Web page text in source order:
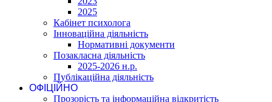
2025
Кабінет психолога
Інноваційна діяльність
Нормативні документи
Позакласна діяльність
2025-2026 н.р.
Публікаційна діяльність
ОФІЦІЙНО
Прозорість та інформаційна відкритість